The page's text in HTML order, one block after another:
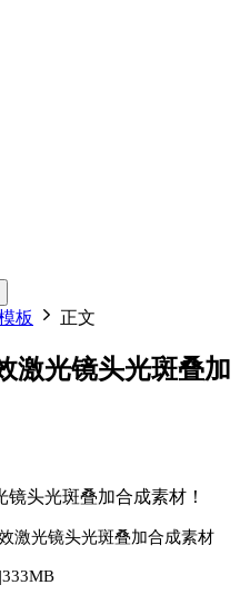
板 正文
激光镜头光斑叠加
激光镜头光斑叠加合成素材